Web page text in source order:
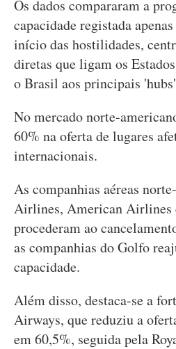
Os dados compararam a
capacidade registada
início das hostilidades,
diretas que ligam os
o Brasil aos principais
No mercado norte-
60% na oferta de lugares
internacionais.
As companhias aéreas
Airlines, American Airlines
procederam ao
as companhias do Golfo
capacidade.
Além disso, destaca-se a
Airways, que reduziu a
em 60,5%, seguida pela